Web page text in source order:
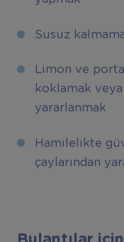
Susuz
Limon ve
koklamak
yararlanmak
Hamilelikte
çaylarından